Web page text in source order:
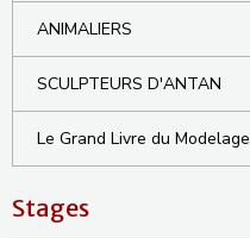
ANIMALIERS
SCULPTEURS D'ANTAN
Le Grand Livre du Modelage
Stages